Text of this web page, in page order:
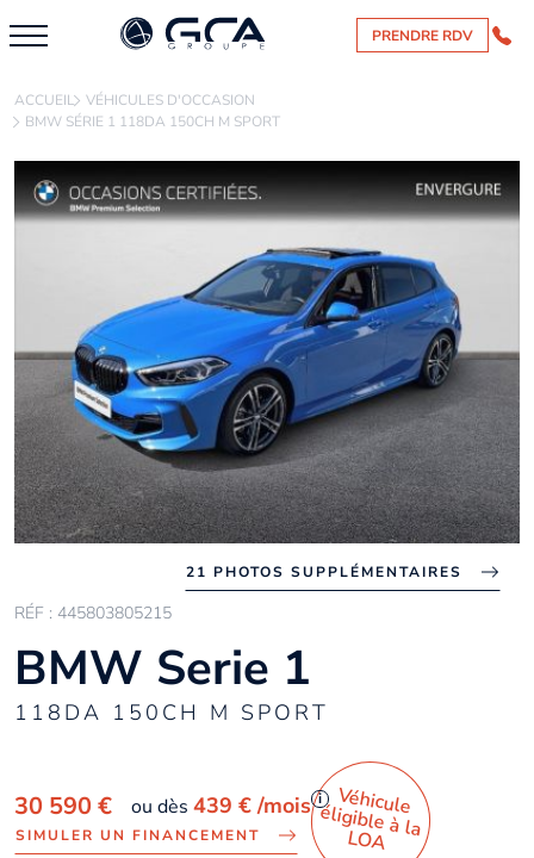
PRENDRE RDV
ACCUEIL VÉHICULES D'OCCASION
BMW SÉRIE 1 118DA 150CH M SPORT
21 PHOTOS SUPPLÉMENTAIRES
RÉF : 445803805215
BMW Serie 1
118DA 150CH M SPORT
30 590 € ou dès 439 €/mois i
SIMULER UN FINANCEMENT
Véhicule
éligible à la
LO
A